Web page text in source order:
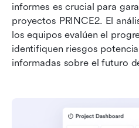
informes es crucial para
proyectos PRINCE2. El
los equipos evalúen el
identifiquen riesgos
informadas sobre el futuro